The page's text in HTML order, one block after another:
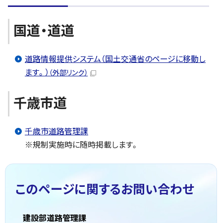
国道・道道
道路情報提供システム（国土交通省のページに移動し
ます。） （外部リンク）
千歳市道
千歳市道路管理課
※規制実施時に随時掲載します。
このページに関するお問い合わせ
建設部道路管理課